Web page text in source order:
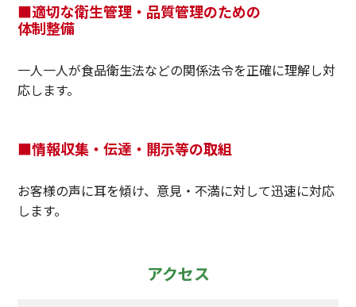
■適切な衛生管理・品質管理のための
体制整備
一人一人が食品衛生法などの関係法令を正確に理解し対
応します。
■情報収集・伝達・開示等の取組
お客様の声に耳を傾け、意見・不満に対して迅速に対応
します。
アクセス